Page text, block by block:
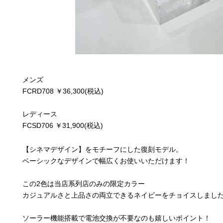
メンズ
FCRD708 ￥36,300(税込)
レディース
FCSD706 ￥31,900(税込)
【シネマデザイン】をモチーフにした復刻モデル。
ベーシックなデザインで幅広くお使いいただけます！
この2色は当店系列店のみの限定カラー
カジュアルさと上品さの両立できるネイビーをチョイスしまし
ソーラー機能搭載で電池交換が不要なのも嬉しいポイント！